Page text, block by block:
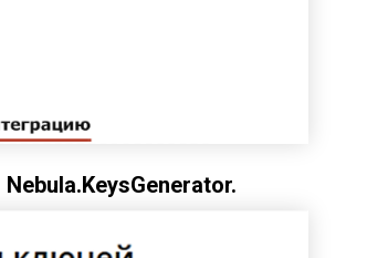
Nebula.KeysGenerator.